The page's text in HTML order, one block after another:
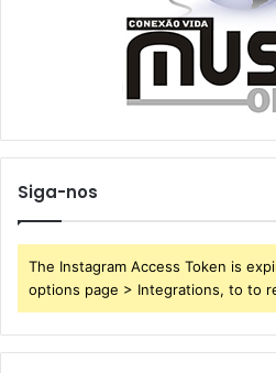
Siga-nos
The Instagram Access Token is
options page > Integrations, to to